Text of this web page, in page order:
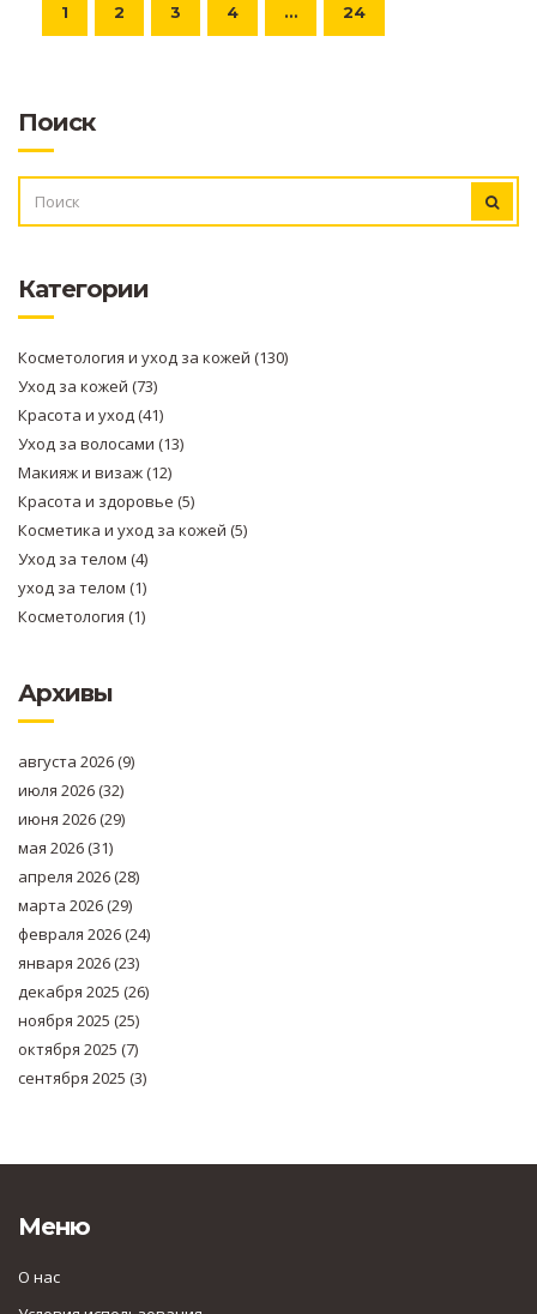
1 2 3 4 … 24
Поиск
Категории
Косметология и уход за кожей (130)
Уход за кожей (73)
Красота и уход (41)
Уход за волосами (13)
Макияж и визаж(12)
Красота и здоровье (5)
Косметика и уход за кожей (5)
Уход за телом (4)
уход за телом (1)
Косметология (1)
Архивы
августа 2026(9)
июля 2026(32)
июня 2026(29)
мая 2026(31)
апреля 2026(28)
марта 2026(29)
февраля 2026(24)
января 2026(23)
декабря 2025 (26)
ноября 2025 (25)
октября 2025 (7)
сентября 2025 (3)
Меню
О нас